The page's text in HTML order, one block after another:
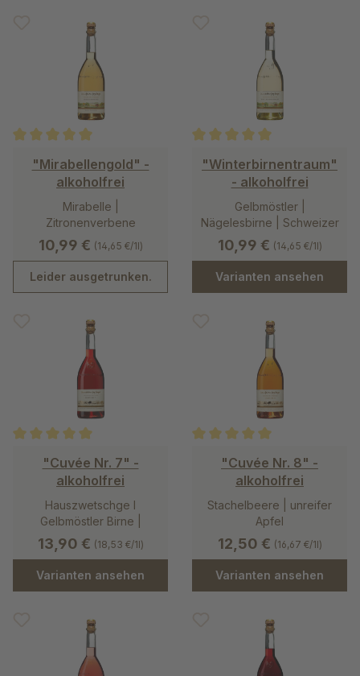
Durchschnittliche Bewertung von 5 von 5 Sternen
"Mirabellengold" -
alkoholfrei
Mirabelle |
Zitronenverbene
10,99 € (14,65 €/1l)
Leider ausgetrunken.
Durchschnittliche Bewertung
"Winterbirnentraum"
- alkoholfrei
Gelbmöstler |
Nägelesbirne | Schweizer
Wasserbirne
10,99 € (14,65 €/1l)
Varianten ansehen
Durchschnittliche Bewertung von 5 von 5 Sternen
"Cuvée Nr. 7" -
alkoholfrei
Hauszwetschge l
Gelbmöstler Birne |
Zitronenverbene
13,90 € (18,53 €/1l)
Varianten ansehen
Durchschnittliche Bewertung
"Cuvée Nr. 8" -
alkoholfrei
Stachelbeere | unreifer
Apfel
12,50 € (16,67 €/1l)
Varianten ansehen